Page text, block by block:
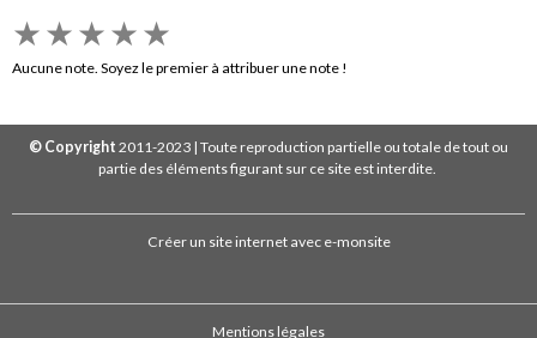
★★★★★
Aucune note. Soyez le premier à attribuer une note !
© Copyright 2011-2023 | Toute reproduction partielle ou totale de tout ou
partie des éléments figurant sur ce site est interdite.
Créer un site internet avec e-monsite
Mentions légales